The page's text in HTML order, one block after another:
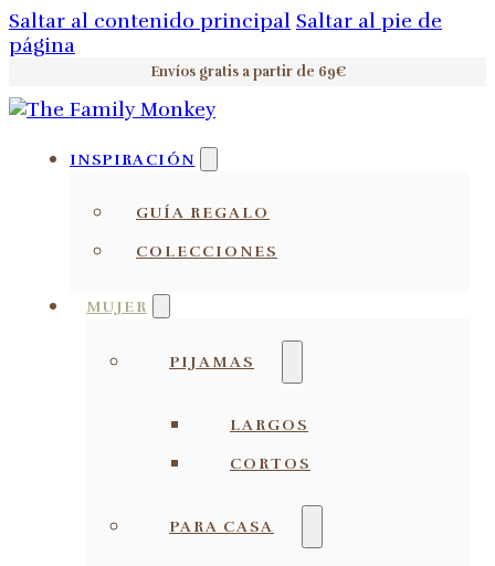
Saltar al contenido principal Saltar al pie de
página
Envíos gratis a partir de 69€
INSPIRACIÓN
GUÍA REGALO
COLECCIONES
MUJER
PIJAMAS
LARGOS
CORTOS
PARA CASA